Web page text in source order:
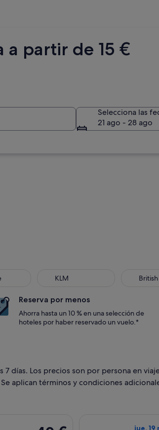
a partir de 15 €
Selecciona las
21 ago - 28 ago
KLM
Reserva por menos
Ahorra hasta un 10 % en una selección de
hoteles por haber reservado un vuelo.*
días. Los precios son por persona en
aplican términos y condiciones
jue,